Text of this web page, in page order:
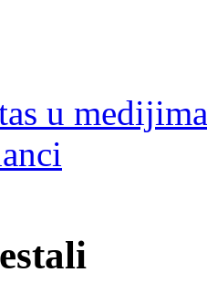
u medijima